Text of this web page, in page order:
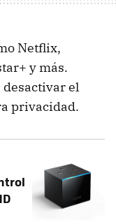
Netflix,
y más.
desactivar el
privacidad.